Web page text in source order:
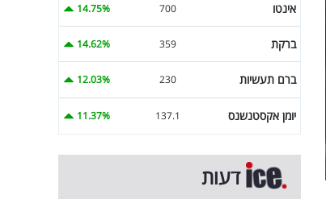
אינטו 700
14.75%
ברקת 359
14.62%
ברם תעשיות 230
12.03%
יומן אקסטנשנס 137.1
11.37%
דעות